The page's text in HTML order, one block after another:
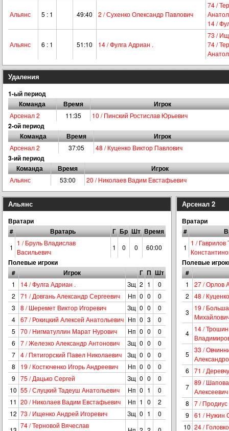
Альянс 5 : 1 49:40 2 / Сухенко Олександр Павлович
74 /
14 /
Альянс 6 : 1 51:10 14 / Фулга Адриан .
73 /
74 /
Удаления
1-ый период
Команда
Время Игрок
Арсенал 2 11:35 10 / Пинский Ростислав Юрьевич
2-ой период
Команда
Время Игрок
Арсенал 2 37:05 48 / Куценко Виктор Павлович
3-ий период
Команда
Время Игрок
Альянс 53:00 20 / Николаев Вадим Евстафьевич
Альянс
Вратари
#
Вратарь Г Бр Шт Время
1
1 / Бруль Владислав
Васильевич
1 0 0 60:00
Полевые игроки
#
Игрок Г П Шт
1 14 / Фулга Адриан . Зщ 2 1
0
2
71 / Довгань Александр Сергеевич Нп 0 0
0
3
8 / Шеремет Виктор Игоревич Зщ 0 0
0
4
67 / Рокицкий Алексей Анатольевич Нп 0 3
0
5
70 / Нигматуллин Марат Нурович Нп 0 0
0
6
7 / Железко Александр Антонович Зщ 0 0
0
7
4 / Пятигорский Павел Николаевич Зщ 0 0
0
8
19 / Костюченко Игорь Андреевич Нп 0 0
0
9
75 / Дацько Сергей Зщ 0 0
0
10 55 / Слуцкий Тадеуш Анатольевич Нп 0 1
0
11 20 / Николаев Вадим Евстафьевич Нп 1 0
2
12 73 / Ищенко Андрей Игоревич Зщ 0 1
0
74 / Терновой Вячеслав
Арсенал 2
Вратари
#
1
1 /
Полевые
#
1
27 / Орлов
2
48 /
3
19 /
4
14 /
5
33 /
6
71 /
7
89 /
Алексеевич
8
7 /
9
61 / Нужин
10 24 /